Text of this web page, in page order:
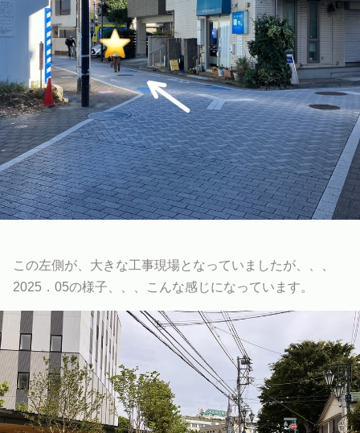
この左側が、大きな工事現場となっていましたが、、、
2025．05の様子、、、こんな感じになっています。